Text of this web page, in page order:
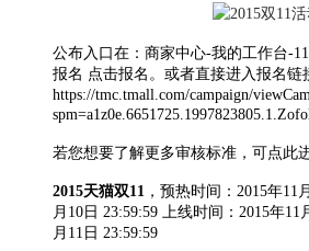
公布入口在：商家中心-我的工作台-
报名 点击报名。或者直接进入报名链
https://tmc.tmall.com/campaign/
若您想要了解更多审核标准，可点此
2015天猫双11 ，预热时间：2015年11
月10日 23:59:59 上线时间：2015年11
月11日 23:59:59